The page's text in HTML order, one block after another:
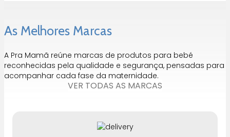
As Melhores Marcas
A Pra Mamã reúne marcas de produtos para bebé
reconhecidas pela qualidade e segurança, pensadas para
acompanhar cada fase da maternidade.
VER TODAS AS MARCAS